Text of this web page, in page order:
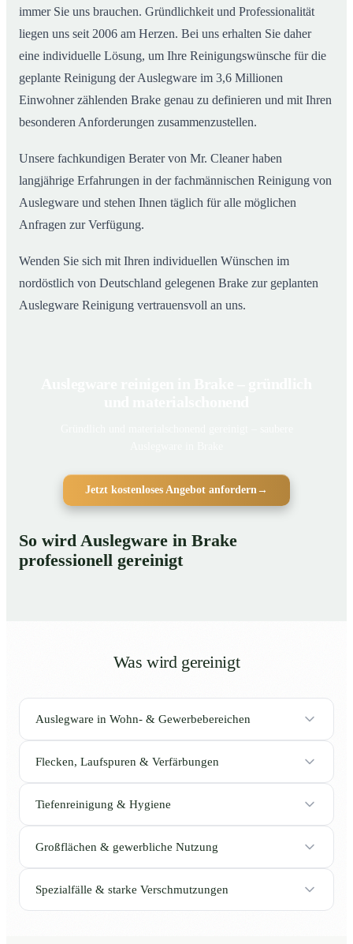
immer Sie uns brauchen. Gründlichkeit und Professionalität
liegen uns seit 2006 am Herzen. Bei uns erhalten Sie daher
eine individuelle Lösung, um Ihre Reinigungswünsche für die
geplante Reinigung der Auslegware im 3,6 Millionen
Einwohner zählenden Brake genau zu definieren und mit Ihren
besonderen Anforderungen zusammenzustellen.
Unsere fachkundigen Berater von Mr. Cleaner haben
langjährige Erfahrungen in der fachmännischen Reinigung von
Auslegware und stehen Ihnen täglich für alle möglichen
Anfragen zur Verfügung.
Wenden Sie sich mit Ihren individuellen Wünschen im
nordöstlich von Deutschland gelegenen Brake zur geplanten
Auslegware Reinigung vertrauensvoll an uns.
Jetzt kostenloses Angebot anfordern→
So wird Auslegware in Brake
professionell gereinigt
Was wird gereinigt
Auslegware in Wohn- & Gewerbebereichen
Flecken, Laufspuren & Verfärbungen
Tiefenreinigung & Hygiene
Großflächen & gewerbliche Nutzung
Spezialfälle & starke Verschmutzungen